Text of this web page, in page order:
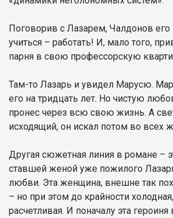
Поговорив с Лазарем, Чалдонов его
учиться – работать! И, мало того,
парня в свою профессорскую
Там-то Лазарь и увидел Марусю.
его на тридцать лет. Но чистую
пронес через всю свою жизнь. А
исходящий, он искал потом во всех
Другая сюжетная линия в романе –
ставшей женой уже пожилого
любви. Эта женщина, внешне так
– но при этом до крайности
расчетливая. И поначалу эта